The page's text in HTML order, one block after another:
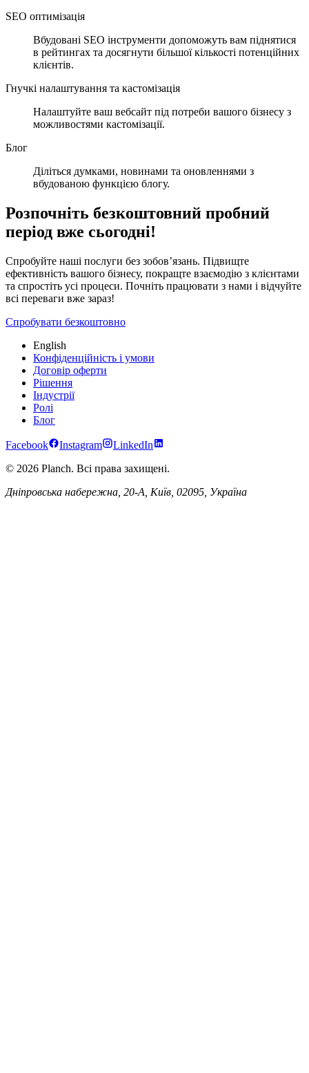
SEO оптимізація
Вбудовані SEO інструменти допоможуть вам піднятися
в рейтингах та досягнути більшої кількості потенційних
клієнтів.
Гнучкі налаштування та кастомізація
Налаштуйте ваш вебсайт під потреби вашого бізнесу з
можливостями кастомізації.
Блог
Діліться думками, новинами та оновленнями з
вбудованою функцією блогу.
Розпочніть безкоштовний пробний
період вже сьогодні!
Спробуйте наші послуги без зобов’язань. Підвищте
ефективність вашого бізнесу, покращте взаємодію з клієнтами
та спростіть усі процеси. Почніть працювати з нами і відчуйте
всі переваги вже зараз!
Спробувати безкоштовно
English
Конфіденційність і умови
Договір оферти
Рішення
Індустрії
Ролі
Блог
Facebook Instagram
LinkedIn
© 2026 Planch. Всі права захищені.
Дніпровська набережна, 20-А, Київ, 02095, Україна